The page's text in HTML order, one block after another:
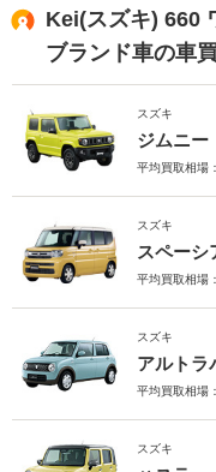
Kei(スズキ) 660
ブランド車の車
スズキ
ジムニー
平均買取相場：
スズキ
スペーシ
平均買取相場：
スズキ
アルトラ
平均買取相場：
スズキ